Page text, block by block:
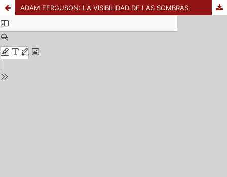
ADAM FERGUSON: LA VISIBILIDAD DE LAS SOMBRAS